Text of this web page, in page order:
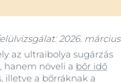
2026. március
az ultraibolya sugárzás
hanem növeli a bőr idő
illetve a bőrráknak a